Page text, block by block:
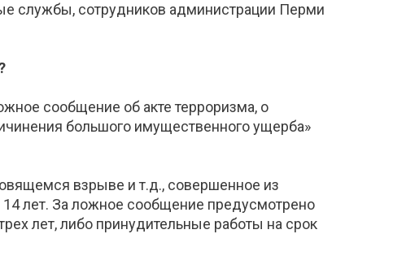
службы, сотрудников администрации Перми
сообщение об акте терроризма, о
большого имущественного ущерба»
взрыве и т.д., совершенное из
лет. За ложное сообщение предусмотрено
лет, либо принудительные работы на срок